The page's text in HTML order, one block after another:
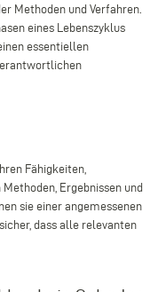
Methoden und Verfahren.
eines Lebenszyklus
essentiellen
Fähigkeiten,
Ergebnissen und
sie einer angemessenen
dass alle relevanten